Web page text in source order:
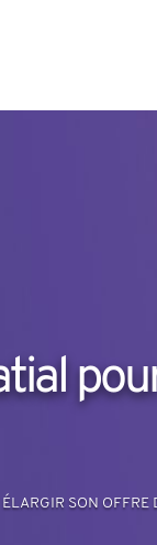
SON